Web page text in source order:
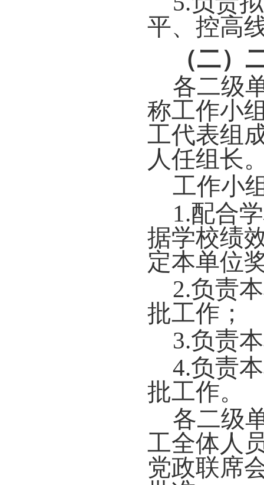
平、控高
（二）
各二级
称工作小
工代表组
人任组长
工作小
1.配合
据学校绩
定本单位
2.负责
批工作；
3.负责
4.负责
批工作。
各二级
工全体人
党政联席